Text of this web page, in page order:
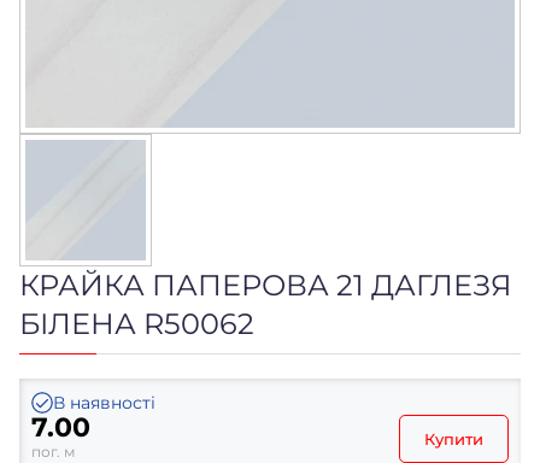
КРАЙКА ПАПЕРОВА 21 ДАГЛЕЗЯ
БІЛЕНА R50062
В наявності
7.00
пог. м
Купити